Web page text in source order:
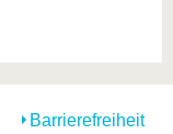
Barrierefreiheit